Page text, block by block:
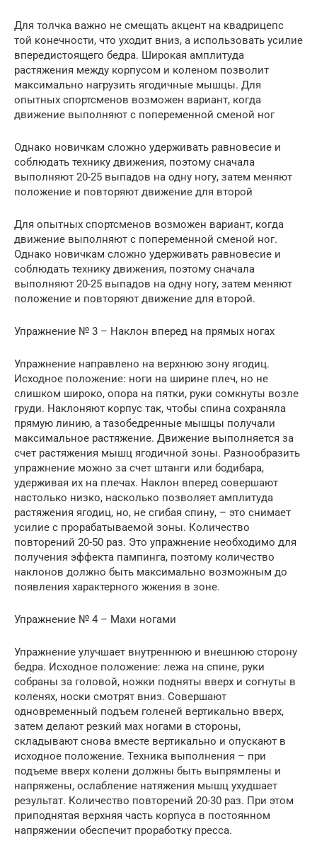
Для толчка важно не смещать акцент на квадрицепс
той конечности, что уходит вниз, а использовать усилие
впередистоящего бедра. Широкая амплитуда
растяжения между корпусом и коленом позволит
максимально нагрузить ягодичные мышцы. Для
опытных спортсменов возможен вариант, когда
движение выполняют с попеременной сменой ног
Однако новичкам сложно удерживать равновесие и
соблюдать технику движения, поэтому сначала
выполняют 20-25 выпадов на одну ногу, затем меняют
положение и повторяют движение для второй
Для опытных спортсменов возможен вариант, когда
движение выполняют с попеременной сменой ног.
Однако новичкам сложно удерживать равновесие и
соблюдать технику движения, поэтому сначала
выполняют 20-25 выпадов на одну ногу, затем меняют
положение и повторяют движение для второй.
Упражнение № 3 – Наклон вперед на прямых ногах
Упражнение направлено на верхнюю зону ягодиц.
Исходное положение: ноги на ширине плеч, но не
слишком широко, опора на пятки, руки сомкнуты возле
груди. Наклоняют корпус так, чтобы спина сохраняла
прямую линию, а тазобедренные мышцы получали
максимальное растяжение. Движение выполняется за
счет растяжения мышц ягодичной зоны. Разнообразить
упражнение можно за счет штанги или бодибара,
удерживая их на плечах. Наклон вперед совершают
настолько низко, насколько позволяет амплитуда
растяжения ягодиц, но, не сгибая спину, – это снимает
усилие с прорабатываемой зоны. Количество
повторений 20-50 раз. Это упражнение необходимо для
получения эффекта пампинга, поэтому количество
наклонов должно быть максимально возможным до
появления характерного жжения в зоне.
Упражнение № 4 – Махи ногами
Упражнение улучшает внутреннюю и внешнюю сторону
бедра. Исходное положение: лежа на спине, руки
собраны за головой, ножки подняты вверх и согнуты в
коленях, носки смотрят вниз. Совершают
одновременный подъем голеней вертикально вверх,
затем делают резкий мах ногами в стороны,
складывают снова вместе вертикально и опускают в
исходное положение. Техника выполнения – при
подъеме вверх колени должны быть выпрямлены и
напряжены, ослабление натяжения мышц ухудшает
результат. Количество повторений 20-30 раз. При этом
приподнятая верхняя часть корпуса в постоянном
напряжении обеспечит проработку пресса.